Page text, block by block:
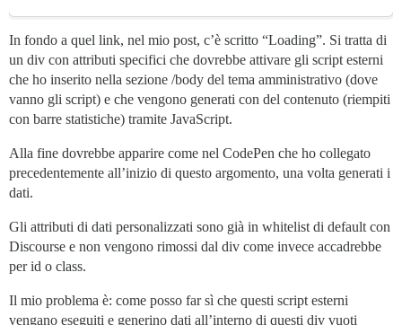
In fondo a quel link, nel mio post, c’è scritto “Loading”. Si tratta di
un div con attributi specifici che dovrebbe attivare gli script esterni
che ho inserito nella sezione /body del tema amministrativo (dove
vanno gli script) e che vengono generati con del contenuto (riempiti
con barre statistiche) tramite JavaScript.
Alla fine dovrebbe apparire come nel CodePen che ho collegato
precedentemente all’inizio di questo argomento, una volta generati i
dati.
Gli attributi di dati personalizzati sono già in whitelist di default con
Discourse e non vengono rimossi dal div come invece accadrebbe
per id o class.
Il mio problema è: come posso far sì che questi script esterni
vengano eseguiti e generino dati all’interno di questi div vuoti